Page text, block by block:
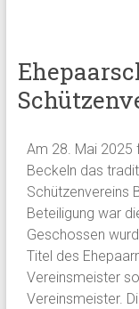
Am 28. Mai 2025
Beckeln das
Schützenvereins
Beteiligung war
Geschossen
Titel des
Vereinsmeister
Vereinsmeister.